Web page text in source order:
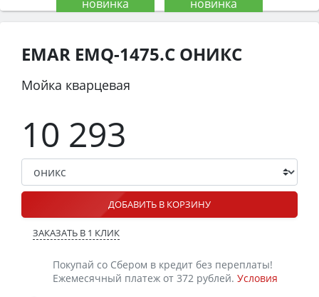
EMAR EMQ-1475.C ОНИКС
Мойка кварцевая
10 293
ДОБАВИТЬ В КОРЗИНУ
ЗАКАЗАТЬ В 1 КЛИК
Покупай со Сбером в кредит без переплаты!
Ежемесячный платеж от 372 рублей. Условия